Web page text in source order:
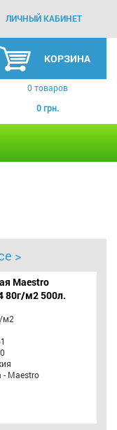
ЛИЧНЫЙ КАБИНЕТ
КОРЗИНА
0 товаров
0 грн.
>
Maestro
80г/м2 500л.
м2
- Maestro